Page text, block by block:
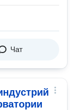
Чат